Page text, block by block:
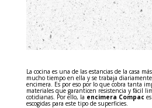
La cocina es una de las estancias de la casa
mucho tiempo en ella y se trabaja
encimera. Es por eso por lo que cobra tanta
materiales que garanticen resistencia y fácil
cotidianas. Por ello, la encimera Compac
escogidas para este tipo de superficies.